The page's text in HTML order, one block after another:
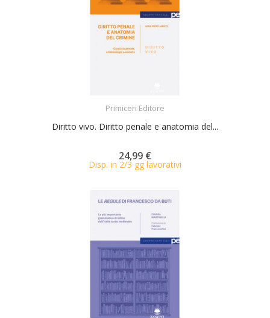
Primiceri Editore
Diritto vivo. Diritto penale e anatomia del...
24,99 €
Disp. in 2/3 gg lavorativi